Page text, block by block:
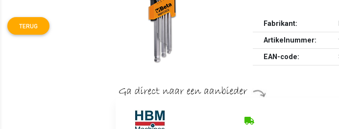
TERUG Fabrikant:
Artikelnummer:
EAN-code: